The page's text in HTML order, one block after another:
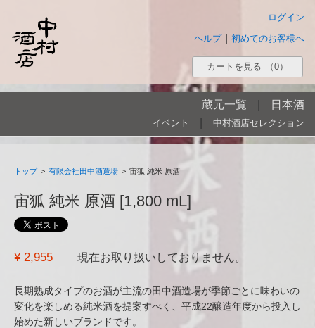
ログイン
初めてのお客様へ
ヘルプ
カートを見る （0）
蔵元一覧 日本酒
イベント 中村酒店セレクション
トップ > 有限会社田中酒造場 > 宙狐 純米 原酒
宙狐 純米 原酒 [1,800 mL]
¥ 2,955 現在お取り扱いしておりません。
長期熟成タイプのお酒が主流の田中酒造場が季節ごとに味わいの
変化を楽しめる純米酒を提案すべく、平成22醸造年度から投入し
始めた新しいブランドです。